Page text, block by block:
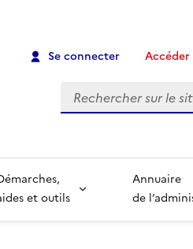
Se connecter Accéder
Recherche
et outils
Annuaire
de